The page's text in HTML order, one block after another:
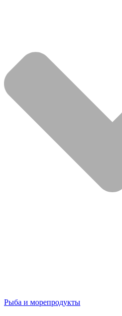
Рыба и морепродукты